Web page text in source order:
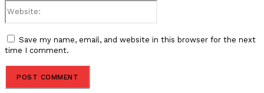
Save my name, email, and website in this browser for the next
time I comment.